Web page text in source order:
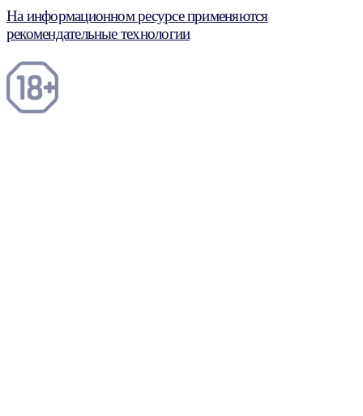
На информационном ресурсе применяются
рекомендательные технологии